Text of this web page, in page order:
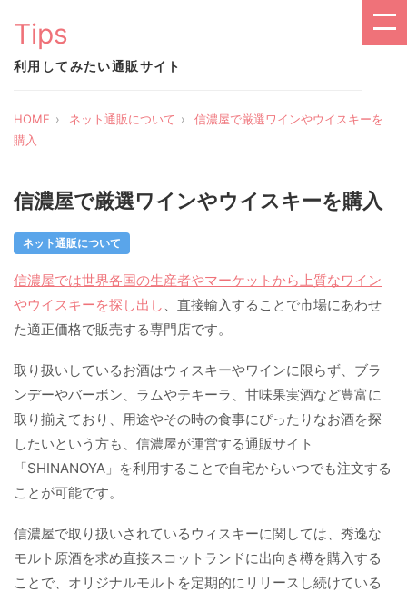
Tips
利用してみたい通販サイト
HOME ネット通販について
信濃屋で厳選ワインやウイスキーを
購入
信濃屋で厳選ワインやウイスキーを購入
ネット通販について
信濃屋では世界各国の生産者やマーケットから上質なワイン
やウイスキーを探し出し 、直接輸入することで市場にあわせ
た適正価格で販売する専門店です。
取り扱いしているお酒はウィスキーやワインに限らず、ブラ
ンデーやバーボン、ラムやテキーラ、甘味果実酒など豊富に
取り揃えており、用途やその時の食事にぴったりなお酒を探
したいという方も、信濃屋が運営する通販サイト
「SHINANOYA」を利用することで自宅からいつでも注文する
ことが可能です。
信濃屋で取り扱いされているウィスキーに関しては、秀逸な
モルト原酒を求め直接スコットランドに出向き樽を購入する
ことで、オリジナルモルトを定期的にリリースし続けている